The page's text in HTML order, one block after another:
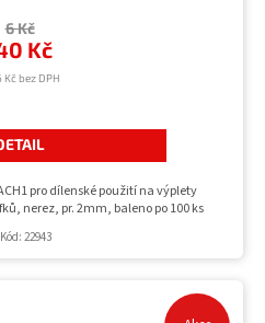
Kč bez DPH
Kč
6 Kč
pro dílenské použití na výplety
nerez, pr. 2mm, baleno po 100 ks
Kód: 22943